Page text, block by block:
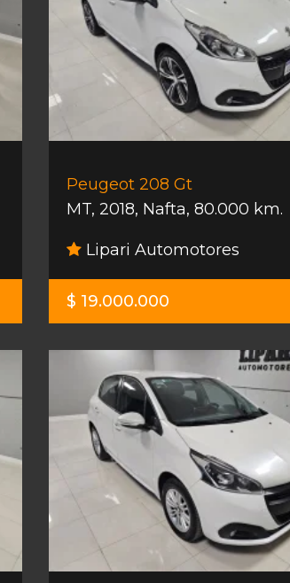
Peugeot 208 Gt
MT, 2018, Nafta, 80.000 km.
Lipari Automotores
$ 19.000.000